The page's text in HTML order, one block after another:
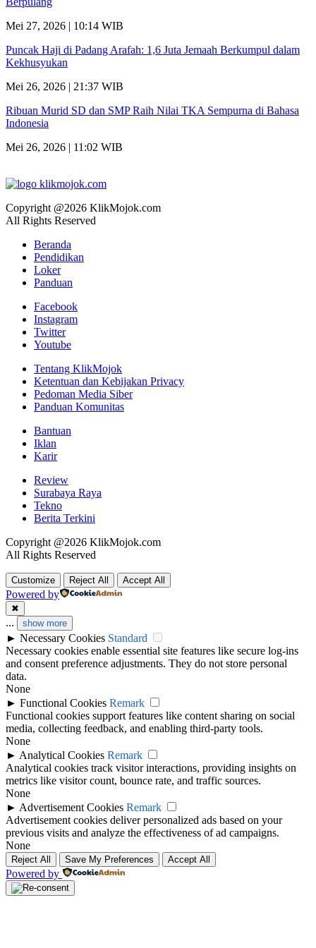
Mei 27, 2026 | 10:14 WIB
Puncak Haji di Padang Arafah: 1,6 Juta Jemaah Berkumpul dalam
Kekhusyukan
Mei 26, 2026 | 21:37 WIB
Ribuan Murid SD dan SMP Raih Nilai TKA Sempurna di Bahasa
Indonesia
Mei 26, 2026 | 11:02 WIB
Copyright @2026 KlikMojok.com
All Rights Reserved
Beranda
Pendidikan
Loker
Panduan
Facebook
Instagram
Twitter
Youtube
Tentang KlikMojok
Ketentuan dan Kebijakan Privacy
Pedoman Media Siber
Panduan Komunitas
Bantuan
Iklan
Karir
Review
Surabaya Raya
Tekno
Berita Terkini
Copyright @2026 KlikMojok.com
All Rights Reserved
Customize Reject All Accept All
Powered by
✖
... show more
► Necessary Cookies Standard
Necessary cookies enable essential site features like secure log-ins
and consent preference adjustments. They do not store personal
data.
None
► Functional Cookies Remark
Functional cookies support features like content sharing on social
media, collecting feedback, and enabling third-party tools.
None
► Analytical Cookies Remark
Analytical cookies track visitor interactions, providing insights on
metrics like visitor count, bounce rate, and traffic sources.
None
► Advertisement Cookies Remark
Advertisement cookies deliver personalized ads based on your
previous visits and analyze the effectiveness of ad campaigns.
None
Reject All Save My Preferences Accept All
Powered by